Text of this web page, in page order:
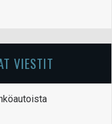
VIESTIT